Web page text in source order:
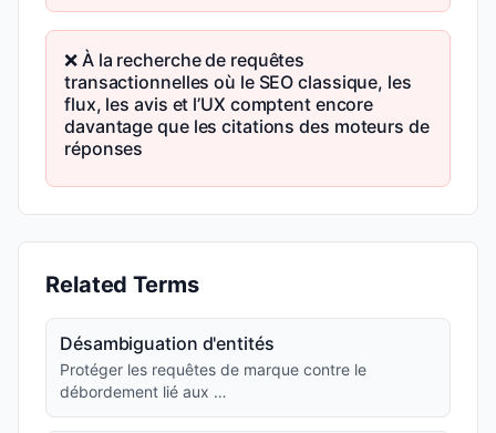
❌ À la recherche de requêtes
transactionnelles où le SEO classique, les
flux, les avis et l’UX comptent encore
davantage que les citations des moteurs de
réponses
Related Terms
Désambiguation d'entités
Protéger les requêtes de marque contre le
débordement lié aux …